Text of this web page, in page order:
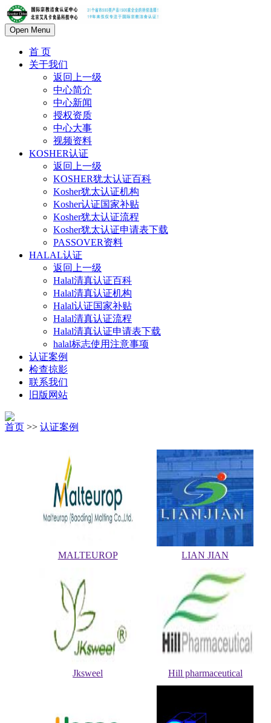
Open Menu
首 页
关于我们
返回上一级
中心简介
中心新闻
授权资质
中心大事
视频资料
KOSHER认证
返回上一级
KOSHER犹太认证百科
Kosher犹太认证机构
Kosher认证国家补贴
Kosher犹太认证流程
Kosher犹太认证申请表下载
PASSOVER资料
HALAL认证
返回上一级
Halal清真认证百科
Halal清真认证机构
Halal认证国家补贴
Halal清真认证流程
Halal清真认证申请表下载
halal标志使用注意事项
认证案例
检查掠影
联系我们
旧版网站
首页 >> 认证案例
MALTEUROP LIAN JIAN
Jksweel Hill pharmaceutical